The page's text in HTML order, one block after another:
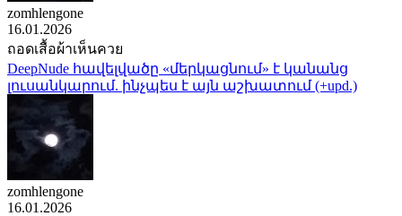
zomhlengone
16.01.2026
ถอดเสื้อผ้าเห็นควย
DeepNude հավելվածը «մերկացնում» է կանանց
լուսանկարում. ինչպես է այն աշխատում (+upd.)
zomhlengone
16.01.2026